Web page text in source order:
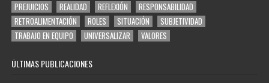
PREJUICIOS
REALIDAD REFLEXIÓN
RESPONSABILIDAD
RETROALIMENTACIÓN
ROLES SITUACIÓN
SUBJETIVIDAD
TRABAJO EN EQUIPO
UNIVERSALIZAR VALORES
ÚLTIMAS PUBLICACIONES